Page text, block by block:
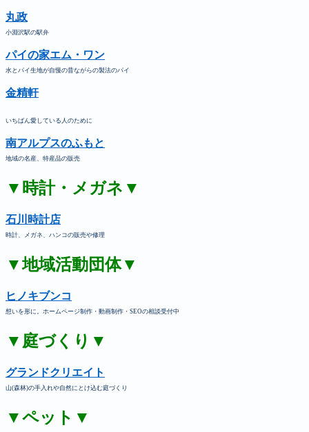
丸政
小淵沢駅の駅弁
パイの家エム・ワン
水とパイ生地が自慢の昔ながらの製法のパイ
金精軒
いちばん愛している人のために
南アルプスのふもと
地域の名産、特産品の販売
▼時計・メガネ▼
石川時計店
時計、メガネ、ハンコの販売や修理
▼地域活動団体▼
ヒノキブンコ
想いを形に。ホームページ制作・動画制作・SEOの相談受付中
▼庭づくり▼
グランドクリエイト
山(森林)の手入れや自然にとけ込む庭づくり
▼ペット▼